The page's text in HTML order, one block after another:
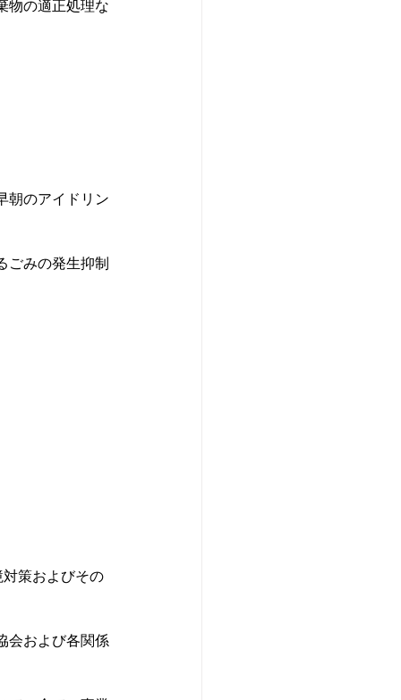
物の適正処理な
朝のアイドリン
ごみの発生抑制
策およびその
会および各関係